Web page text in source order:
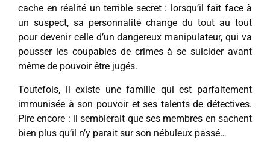
cache en réalité un terrible secret : lorsqu’il fait face à
un suspect, sa personnalité change du tout au tout
pour devenir celle d’un dangereux manipulateur, qui va
pousser les coupables de crimes à se suicider avant
même de pouvoir être jugés.
Toutefois, il existe une famille qui est parfaitement
immunisée à son pouvoir et ses talents de détectives.
Pire encore : il semblerait que ses membres en sachent
bien plus qu’il n’y parait sur son nébuleux passé…